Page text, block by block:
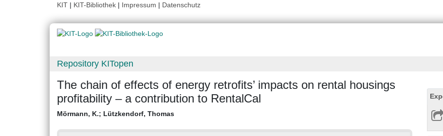
KIT | KIT-Bibliothek | Impressum | Datenschutz
Repository KITopen
The chain of effects of energy retrofits’ impacts on rental housings
profitability – a contribution to RentalCal
Mörmann, K.; Lützkendorf, Thomas